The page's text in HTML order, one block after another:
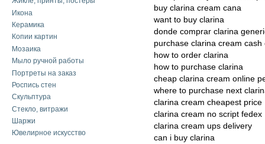
Икона
Керамика
Копии картин
Мозаика
Мыло ручной работы
Портреты на заказ
Роспись стен
Скульптура
Стекло, витражи
Шаржи
Ювелирное искусство
buy clarina cream cana
want to buy clarina
donde comprar clarina
purchase clarina cream cash
how to order clarina
how to purchase clarina
cheap clarina cream online
where to purchase next
clarina cream cheapest price
clarina cream no script fedex
clarina cream ups delivery
can i buy clarina